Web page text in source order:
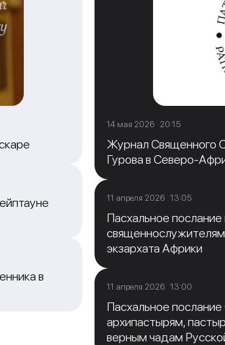
в
14 мая 2026 20:15
Журнал Священного
Гурова в Северо-
11 апреля 2026 13:05
Пасхальное
экзархата Африки
11 апреля 2026 13:00
Пасхальное
архипастырям,
верным чадам